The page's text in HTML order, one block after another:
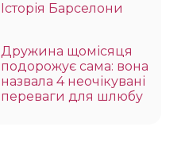
Історія Барселони
Дружина щомісяця
подорожує сама: вона
назвала 4 неочікувані
переваги для шлюбу